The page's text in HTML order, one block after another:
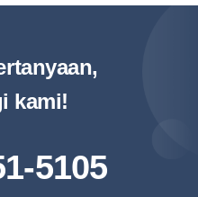
kami!
5105